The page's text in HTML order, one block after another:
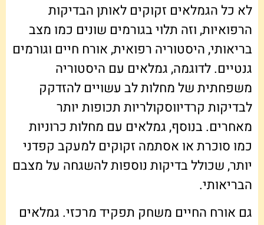
לא כל הגמלאים זקוקים לאותן הבדיקות
הרפואיות, וזה תלוי בגורמים שונים כמו מצב
בריאותי, היסטוריה רפואית, אורח חיים וגורמים
גנטיים. לדוגמה, גמלאים עם היסטוריה
משפחתית של מחלות לב עשויים להזדקק
לבדיקות קרדיווסקולריות תכופות יותר
מאחרים. בנוסף, גמלאים עם מחלות כרוניות
כמו סוכרת או אסתמה זקוקים למעקב קפדני
יותר, שכולל בדיקות נוספות להשגחה על מצבם
הבריאותי.
גם אורח החיים משחק תפקיד מרכזי. גמלאים